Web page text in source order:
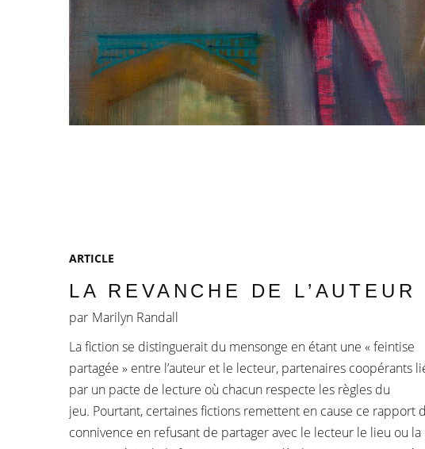
ARTICLE
LA REVANCHE DE L’AUTEUR
par Marilyn Randall
La fiction se distinguerait du mensonge en étant une « feintise
partagée » entre l’auteur et le lecteur, partenaires coopérants
par un pacte de lecture où chacun respecte les règles du
jeu. Pourtant, certaines fictions remettent en cause ce rapport
connivence en refusant de partager avec le lecteur le lieu ou la